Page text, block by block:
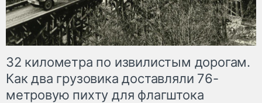
32 километра по извилистым дорогам.
Как два грузовика доставляли 76-
метровую пихту для флагштока